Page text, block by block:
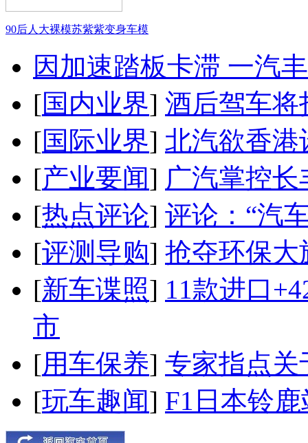
90后人大裸模苏紫紫变身车模
因加速踏板卡滞 一汽
[国内业界] 酒后驾车将
[国际业界] 北汽欲香港
[产业要闻] 广汽掌控
[热点评论] 评论：“汽
[评测导购] 抢夺环保大
[新车谍照] 11款进口
市
[用车保养] 专家指点关
[玩车趣闻] F1日本铃